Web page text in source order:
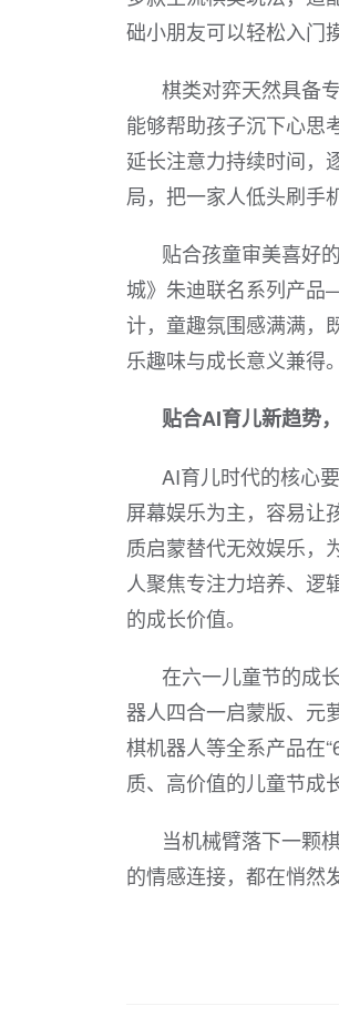
础小朋友可以轻松入门
棋类对弈天然具备
能够帮助孩子沉下心思
延长注意力持续时间，
局，把一家人低头刷手
贴合孩童审美喜好
城》朱迪联名系列产
计，童趣氛围感满满，
乐趣味与成长意义兼得。
贴合AI育儿新趋势
AI育儿时代的核心
屏幕娱乐为主，容易让
质启蒙替代无效娱乐，
人聚焦专注力培养、逻
的成长价值。
在六一儿童节的成
器人四合一启蒙版、元
棋机器人等全系产品在
质、高价值的儿童节成
当机械臂落下一颗
的情感连接，都在悄然